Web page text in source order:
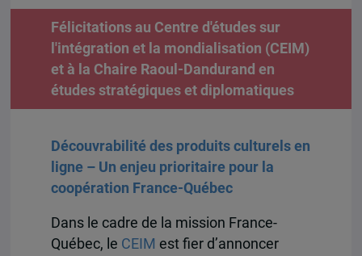
Félicitations au Centre d'études sur
l'intégration et la mondialisation (CEIM)
et à la Chaire Raoul-Dandurand en
études stratégiques et diplomatiques
Découvrabilité des produits culturels en
ligne – Un enjeu prioritaire pour la
coopération France-Québec
Dans le cadre de la mission France-
Québec, le CEIM est fier d’annoncer